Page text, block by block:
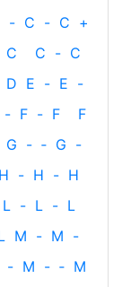
- C - C +
C C - C
D E - E -
- F - F
F
G - ‐ G -
H - H - H
L - L - L
M - M -
- M - ‐ M